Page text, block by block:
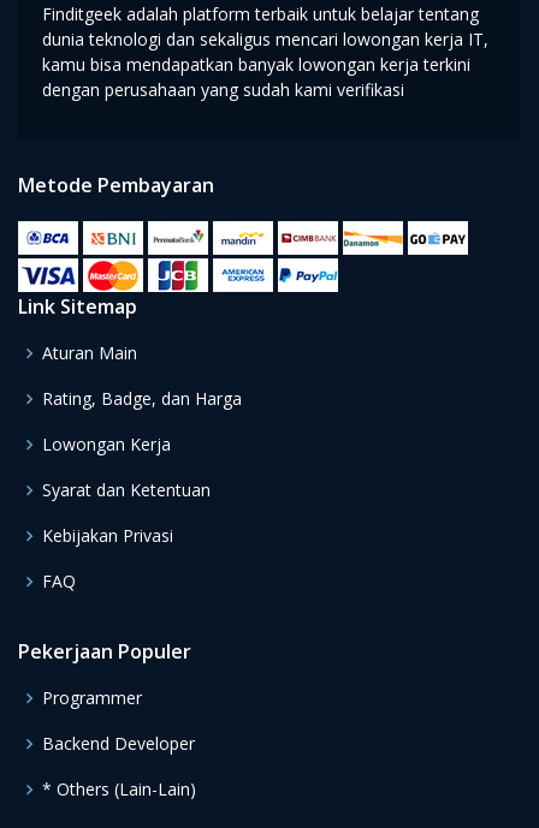
Finditgeek adalah platform terbaik untuk belajar tentang
dunia teknologi dan sekaligus mencari lowongan kerja IT,
kamu bisa mendapatkan banyak lowongan kerja terkini
dengan perusahaan yang sudah kami verifikasi
Metode Pembayaran
Link Sitemap
Aturan Main
Rating, Badge, dan Harga
Lowongan Kerja
Syarat dan Ketentuan
Kebijakan Privasi
FAQ
Pekerjaan Populer
Programmer
Backend Developer
* Others (Lain-Lain)